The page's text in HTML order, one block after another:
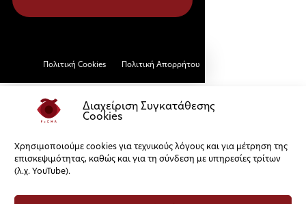
Διαχείριση Συγκατάθεσης
Cookies
Χρησιμοποιούμε cookies για τεχνικούς λόγους και για μέτρηση της
επισκεψιμότητας, καθώς και για τη σύνδεση με υπηρεσίες τρίτων
(λ.χ. YouTube).
Πολιτική Cookies Πολιτική Απορρήτου